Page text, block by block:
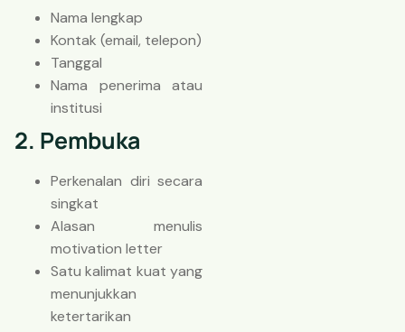
Nama lengkap
Kontak (email, telepon)
Tanggal
Nama penerima atau
institusi
2. Pembuka
Perkenalan diri secara
singkat
Alasan menulis
motivation letter
Satu kalimat kuat yang
menunjukkan
ketertarikan